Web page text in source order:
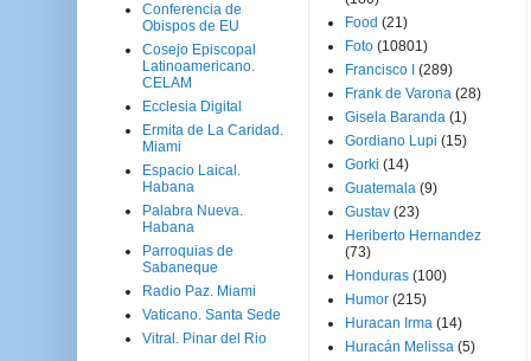
Conferencia de
Obispos de EU
Cosejo Episcopal
Latinoamericano.
CELAM
Ecclesia Digital
Ermita de La Caridad.
Miami
Espacio Laical.
Habana
Palabra Nueva.
Habana
Parroquias de
Sabaneque
Radio Paz. Miami
Vaticano. Santa Sede
Vitral. Pinar del Rio
Food (21)
Foto (10801)
Francisco I
(289)
Frank de Varona (28)
Gisela Baranda (1)
Gordiano Lupi (15)
Gorki (14)
Guatemala (9)
Gustav (23)
Heriberto Hernandez
(73)
Honduras (100)
Humor (215)
Huracan Irma (14)
Huracán Melissa (5)